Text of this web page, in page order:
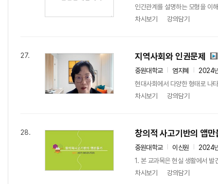
인간관계를 설명하는 모형을 이
차시보기
강의담기
27. 지역사회와 인권문제
중원대학교 염지혜
2024
현대사회에서 다양한 형태로 나
차시보기
강의담기
28. 창의적 사고기반의 앱만
중원대학교 이신원
2024
1. 본 교과목은 현실 생활에서
차시보기
강의담기